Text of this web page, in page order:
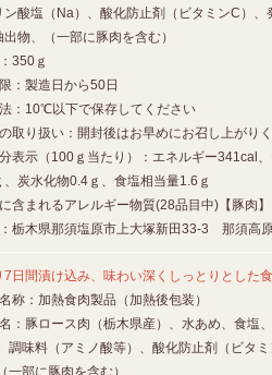
ン酸塩（Na）、酸化防止剤（ビタミンC）、
物、（一部に豚肉を含む）
350ｇ
：製造日から50日
：10℃以下で保存してください
取り扱い：開封後はお早めにお召し上がり
表示（100ｇ当たり）：エネルギー341cal
、炭水化物0.4ｇ、食塩相当量1.6ｇ
含まれるアレルギー物質(28品目中)【豚肉】
栃木県那須塩原市上大塚新田33-3 那須高原
7日間漬け込み、味わい深くしっとりとした
称：加熱食肉製品（加熱後包装）
：豚ロース肉（栃木県産）、水あめ、食塩
調味料（アミノ酸等）、酸化防止剤（ビタ
一部に豚肉を含む）